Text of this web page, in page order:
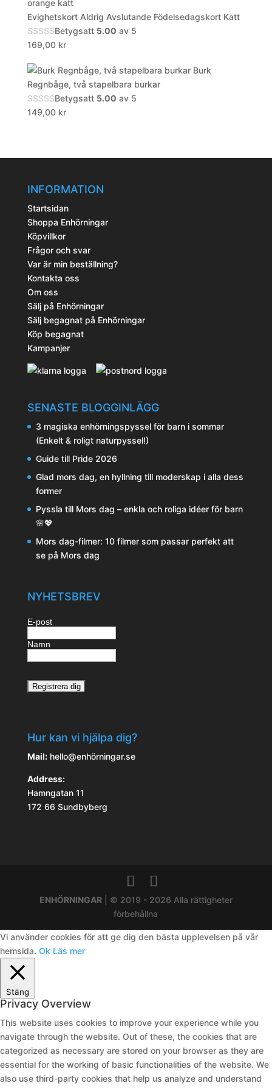
Evighetskort Aldrig Avslutande Födelsedagskort Katt
Betygsatt 5.00 av 5
169,00 kr
Burk
Regnbåge, två stapelbara burkar
Betygsatt 5.00 av 5
149,00 kr
INFORMATION
Startsidan
Shoppa Enhörningar
Köpvillkor
Frågor och svar
Var är min beställning?
Kontakta oss
Om oss
Sälj på Enhörningar
Sälj begagnat på Enhörningar
Köp begagnat
Kampanjer
SENASTE BLOGGINLÄGG
3 magiska enhörningspyssel för barn i sommar
(Enkelt & roligt naturpyssel!)
Guide till Pride 2026
Glad mors dag, en hyllning till moderskap i alla dess
former
Pyssla till Mors dag – enkla och roliga idéer för barn
🌸💖
Mors dag-filmer: 10 filmer som passar perfekt att
se på Mors dag
NYHETSBREV
E-post
Namn
Hur kan vi hjälpa dig?
Mail:hello@enhörningar.se
Address:
Hamngatan 11
172 66 Sundbyberg
ENHÖRNINGAR| © 2019 - 2026 Alla rättigheter
förbehållna
Vi använder cookies för att ge dig den bästa upplevelsen på vår
hemsida. Ok Läs mer
Stäng
Privacy Overview
This website uses cookies to improve your experience while you
navigate through the website. Out of these, the cookies that are
categorized as necessary are stored on your browser as they are
essential for the working of basic functionalities of the website. We
also use third-party cookies that help us analyze and understand